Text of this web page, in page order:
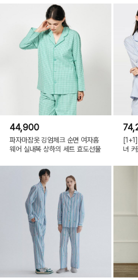
44,900
파자마잠옷 깅엄체크 순면 여자홈
웨어 실내복 상하의 세트 효도선물
녀